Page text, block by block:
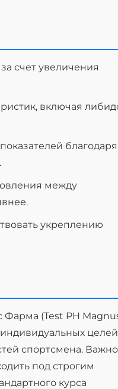
счет увеличения
включая
благодаря
между
укреплению
Фарма (Test PH
спортсмена. Важно
под строгим
курса